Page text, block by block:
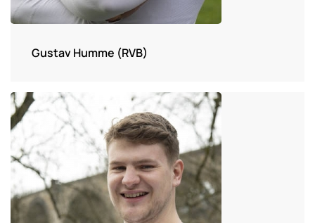
Gustav Humme (RVB)